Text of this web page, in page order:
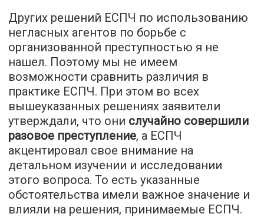
Других решений ЕСПЧ по использованию
негласных агентов по борьбе с
организованной преступностью я не
нашел. Поэтому мы не имеем
возможности сравнить различия в
практике ЕСПЧ. При этом во всех
вышеуказанных решениях заявители
утверждали, что они случайно совершили
разовое преступление, а ЕСПЧ
акцентировал свое внимание на
детальном изучении и исследовании
этого вопроса. То есть указанные
обстоятельства имели важное значение и
влияли на решения, принимаемые ЕСПЧ.